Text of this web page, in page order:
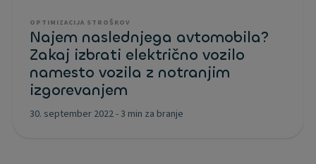
OPTIMIZACIJA STROŠKOV
Najem naslednjega avtomobila?
Zakaj izbrati električno vozilo
namesto vozila z notranjim
izgorevanjem
30. september 2022-3 min za branje